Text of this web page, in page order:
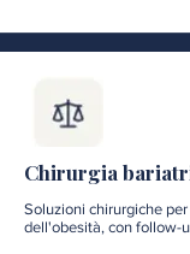
Chirurgia
Soluzioni chirurgiche
dell'obesità, con follow-